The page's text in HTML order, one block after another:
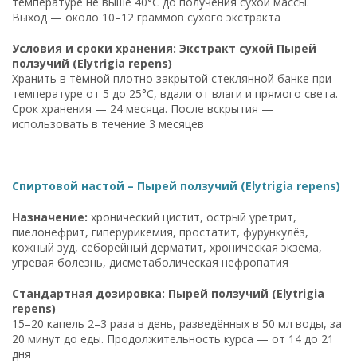
Выход — около 10–12 граммов сухого экстракта
Условия и сроки хранения: Экстракт сухой Пырей
ползучий (Elytrigia repens)
Хранить в тёмной плотно закрытой стеклянной банке при
температуре от 5 до 25°C, вдали от влаги и прямого света.
Срок хранения — 24 месяца. После вскрытия —
использовать в течение 3 месяцев
Спиртовой настой – Пырей ползучий (Elytrigia repens)
Назначение: хронический цистит, острый уретрит,
пиелонефрит, гиперурикемия, простатит, фурункулёз,
кожный зуд, себорейный дерматит, хроническая экзема,
угревая болезнь, дисметаболическая нефропатия
Стандартная дозировка: Пырей ползучий (Elytrigia
repens)
15–20 капель 2–3 раза в день, разведённых в 50 мл воды, за
20 минут до еды. Продолжительность курса — от 14 до 21
дня